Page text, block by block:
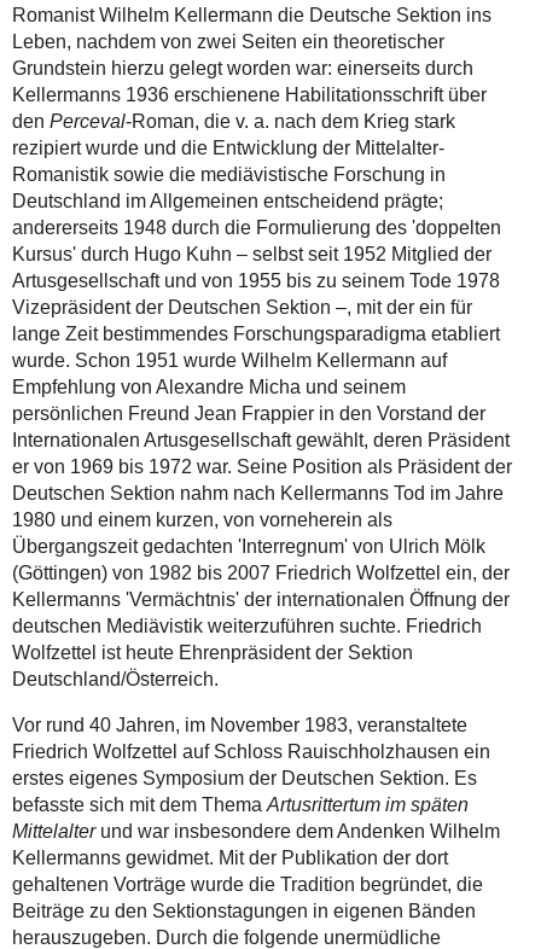
Romanist Wilhelm Kellermann die Deutsche Sektion ins
Leben, nachdem von zwei Seiten ein theoretischer
Grundstein hierzu gelegt worden war: einerseits durch
Kellermanns 1936 erschienene Habilitationsschrift über
den Perceval-Roman, die v. a. nach dem Krieg stark
rezipiert wurde und die Entwicklung der Mittelalter-
Romanistik sowie die mediävistische Forschung in
Deutschland im Allgemeinen entscheidend prägte;
andererseits 1948 durch die Formulierung des 'doppelten
Kursus' durch Hugo Kuhn – selbst seit 1952 Mitglied der
Artusgesellschaft und von 1955 bis zu seinem Tode 1978
Vizepräsident der Deutschen Sektion –, mit der ein für
lange Zeit bestimmendes Forschungsparadigma etabliert
wurde. Schon 1951 wurde Wilhelm Kellermann auf
Empfehlung von Alexandre Micha und seinem
persönlichen Freund Jean Frappier in den Vorstand der
Internationalen Artusgesellschaft gewählt, deren Präsident
er von 1969 bis 1972 war. Seine Position als Präsident der
Deutschen Sektion nahm nach Kellermanns Tod im Jahre
1980 und einem kurzen, von vorneherein als
Übergangszeit gedachten 'Interregnum' von Ulrich Mölk
(Göttingen) von 1982 bis 2007 Friedrich Wolfzettel ein, der
Kellermanns 'Vermächtnis' der internationalen Öffnung der
deutschen Mediävistik weiterzuführen suchte. Friedrich
Wolfzettel ist heute Ehrenpräsident der Sektion
Deutschland/Österreich.
Vor rund 40 Jahren, im November 1983, veranstaltete
Friedrich Wolfzettel auf Schloss Rauischholzhausen ein
erstes eigenes Symposium der Deutschen Sektion. Es
befasste sich mit dem Thema Artusrittertum im späten
Mittelalterund war insbesondere dem Andenken Wilhelm
Kellermanns gewidmet. Mit der Publikation der dort
gehaltenen Vorträge wurde die Tradition begründet, die
Beiträge zu den Sektionstagungen in eigenen Bänden
herauszugeben. Durch die folgende unermüdliche